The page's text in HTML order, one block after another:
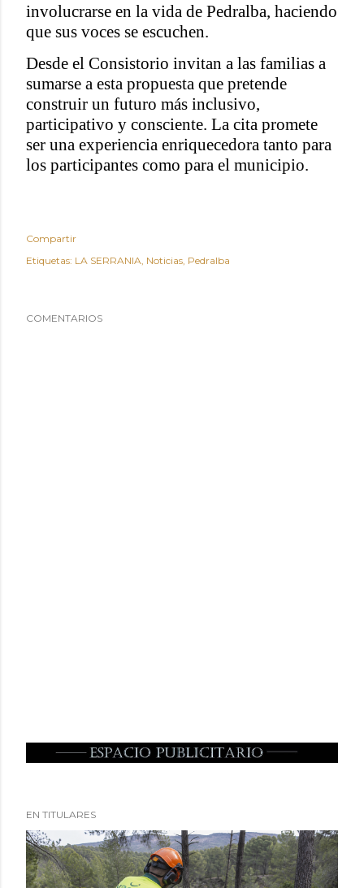
involucrarse en la vida de Pedralba, haciendo
que sus voces se escuchen.
Desde el Consistorio invitan a las familias a
sumarse a esta propuesta que pretende
construir un futuro más inclusivo,
participativo y consciente. La cita promete
ser una experiencia enriquecedora tanto para
los participantes como para el municipio.
Compartir
Etiquetas: LA SERRANIA Noticias Pedralba
COMENTARIOS
EN TITULARES